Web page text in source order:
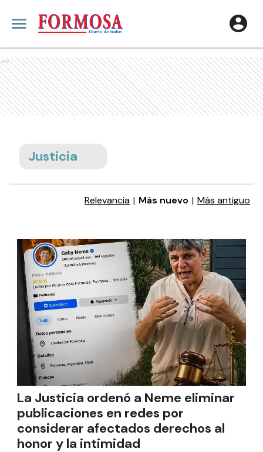
Ads
Justicia
Relevancia | Más nuevo | Más antiguo
La Justicia ordenó a Neme eliminar
publicaciones en redes por
considerar afectados derechos al
honor y la intimidad